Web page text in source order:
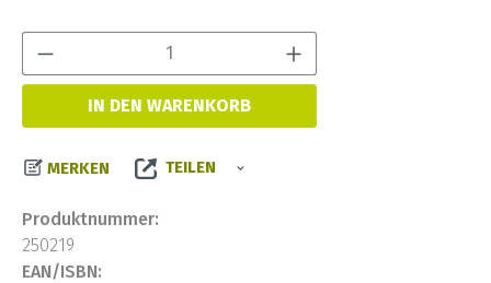
IN DEN WARENKORB
MERKEN TEILEN
Produktnummer:
250219
EAN/ISBN: